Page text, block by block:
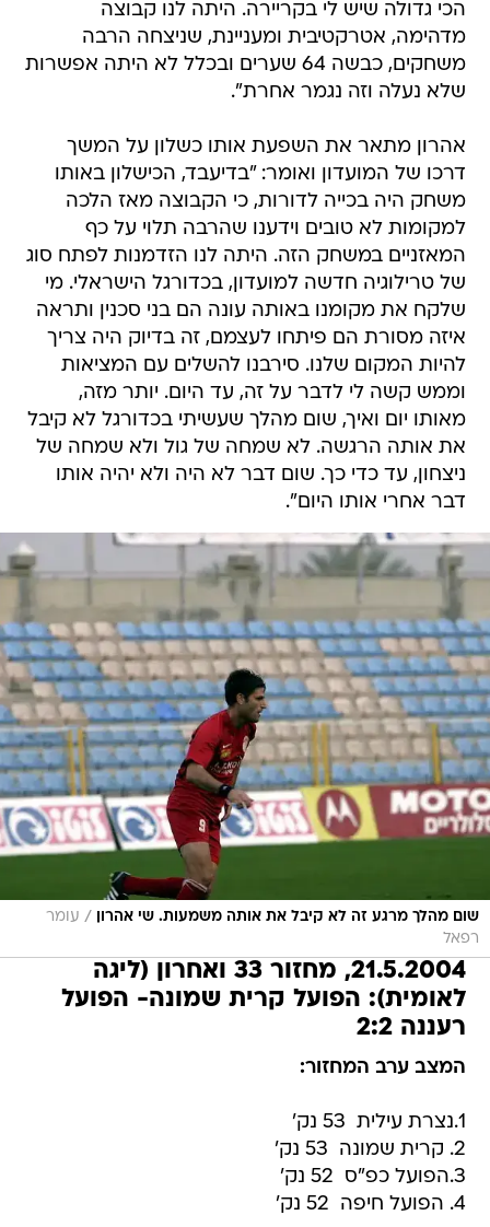
הכי גדולה שיש לי בקריירה. היתה לנו קבוצה
מדהימה, אטרקטיבית ומעניינת, שניצחה הרבה
משחקים, כבשה 64 שערים ובכלל לא היתה אפשרות
שלא נעלה וזה נגמר אחרת".
אהרון מתאר את השפעת אותו כשלון על המשך
דרכו של המועדון ואומר: "בדיעבד, הכישלון באותו
משחק היה בכייה לדורות, כי הקבוצה מאז הלכה
למקומות לא טובים וידענו שהרבה תלוי על כף
המאזניים במשחק הזה. היתה לנו הזדמנות לפתח סוג
של טרילוגיה חדשה למועדון, בכדורגל הישראלי. מי
שלקח את מקומנו באותה עונה הם בני סכנין ותראה
איזה מסורת הם פיתחו לעצמם, זה בדיוק היה צריך
להיות המקום שלנו. סירבנו להשלים עם המציאות
וממש קשה לי לדבר על זה, עד היום. יותר מזה,
מאותו יום ואיך, שום מהלך שעשיתי בכדורגל לא קיבל
את אותה הרגשה. לא שמחה של גול ולא שמחה של
ניצחון, עד כדי כך. שום דבר לא היה ולא יהיה אותו
דבר אחרי אותו היום".
שום מהלך מרגע זה לא קיבל את אותה משמעות. שי אהרון / עומר
רפאל
21.5.2004, מחזור 33 ואחרון (ליגה
לאומית): הפועל קרית שמונה- הפועל
רעננה 2:2
המצב ערב המחזור:
1.נצרת עילית  53 נק'
2. קרית שמונה  53 נק'
3.הפועל כפ"ס  52 נק'
4. הפועל חיפה  52 נק'